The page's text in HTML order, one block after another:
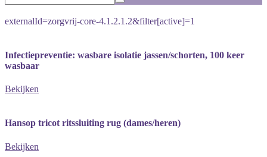
externalId=zorgvrij-core-4.1.2.1.2&filter[active]=1
Infectiepreventie: wasbare isolatie jassen/schorten, 100 keer
wasbaar
Bekijken
Hansop tricot ritssluiting rug (dames/heren)
Bekijken